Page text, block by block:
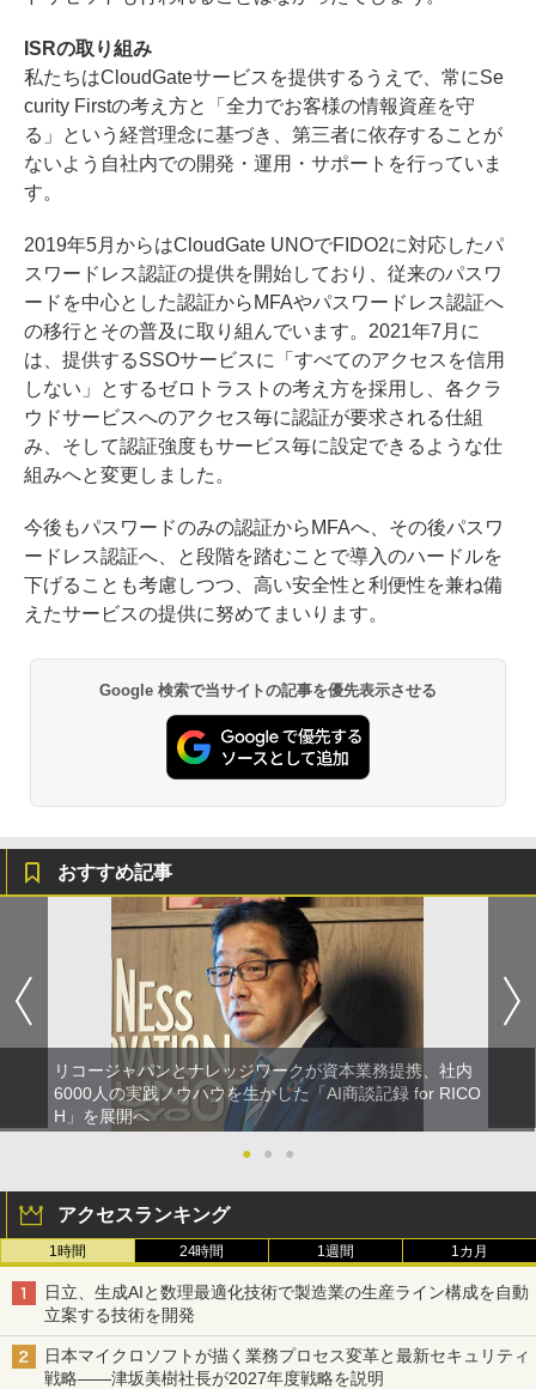
ISRの取り組み
私たちはCloudGateサービスを提供するうえで、常にSe
curity Firstの考え方と「全力でお客様の情報資産を守
る」という経営理念に基づき、第三者に依存することが
ないよう自社内での開発・運用・サポートを行っていま
す。
2019年5月からはCloudGate UNOでFIDO2に対応したパ
スワードレス認証の提供を開始しており、従来のパスワ
ードを中心とした認証からMFAやパスワードレス認証へ
の移行とその普及に取り組んでいます。2021年7月に
は、提供するSSOサービスに「すべてのアクセスを信用
しない」とするゼロトラストの考え方を採用し、各クラ
ウドサービスへのアクセス毎に認証が要求される仕組
み、そして認証強度もサービス毎に設定できるような仕
組みへと変更しました。
今後もパスワードのみの認証からMFAへ、その後パスワ
ードレス認証へ、と段階を踏むことで導入のハードルを
下げることも考慮しつつ、高い安全性と利便性を兼ね備
えたサービスの提供に努めてまいります。
Google 検索で当サイトの記事を優先表示させる
おすすめ記事
リコージャパンとナレッジワークが資本業務提携、社内
6000人の実践ノウハウを生かした「AI商談記録 for RICO
H」を展開へ
●
● ●
アクセスランキング
1時間 24時間 1週間 1カ月
日立、生成AIと数理最適化技術で製造業の生産ライン構成を自動
立案する技術を開発
日本マイクロソフトが描く業務プロセス変革と最新セキュリティ
戦略――津坂美樹社長が2027年度戦略を説明